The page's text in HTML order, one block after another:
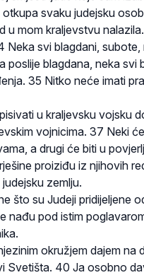
svaku judejsku
u mom kraljevstvu
Neka svi blagdani,
poslije blagdana, neka
35 Nitko neće imati
u kraljevsku vojsku
vojnicima. 37 Neki
a drugi će biti u
proiziđu iz njihovih
zemlju.
što su Judeji pridijeljene
nađu pod istim
okružjem dajem na
Svetišta. 40 Ja osobno